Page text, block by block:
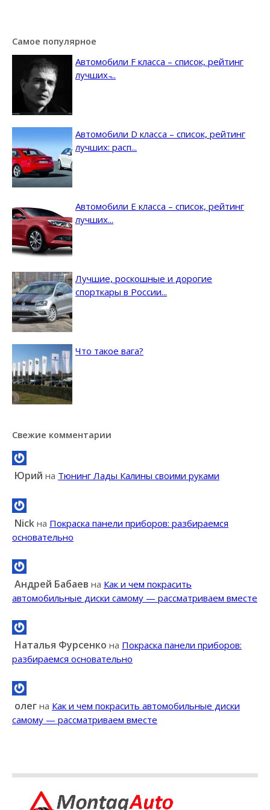
Самое популярное
Автомобили F класса – список, рейтинг
лучших ̵...
Автомобили D класса – список, рейтинг
лучших: расп...
Автомобили E класса – список, рейтинг
лучших...
Лучшие, роскошные и дорогие
спорткары в России...
Что такое вага?
Свежие комментарии
Юрий на Тюнинг Лады Калины своими руками
Nick на Покраска панели приборов: разбираемся
основательно
Андрей Бабаев на Как и чем покрасить
автомобильные диски самому — рассматриваем вместе
Наталья Фурсенко на Покраска панели приборов:
разбираемся основательно
олег на Как и чем покрасить автомобильные диски
самому — рассматриваем вместе